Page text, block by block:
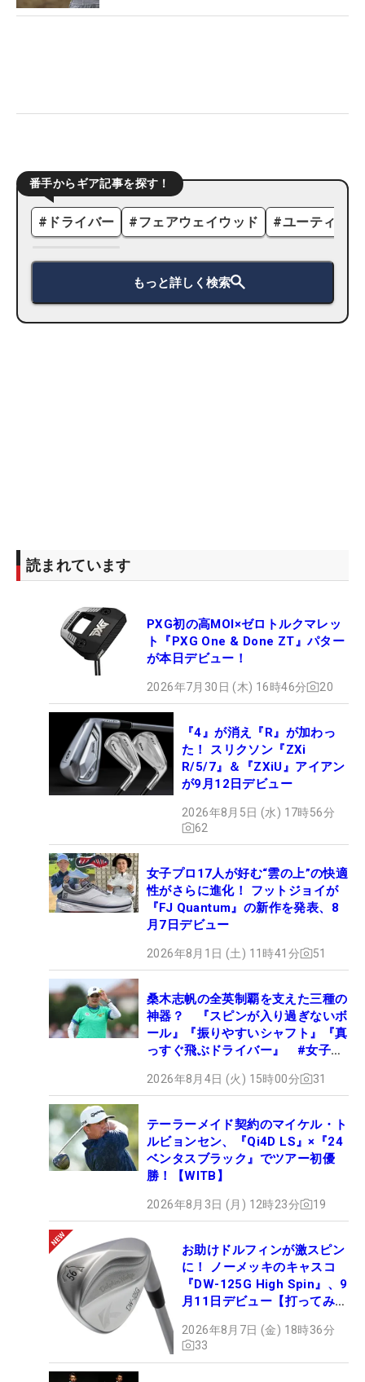
番手からギア記事を探す！
# ドライバー #フェアウェイウッド #ユーティリ
もっと詳しく検索
読まれています
PXG初の高MOI×ゼロトルクマレッ
ト『PXG One & Done ZT』パター
が本日デビュー！
2026年7月30日 (木) 16時46分 20
『4』が消え『R』が加わっ
た！ スリクソン『ZXi
R/5/7』＆『ZXiU』アイアン
が9月12日デビュー
2026年8月5日 (水) 17時56分
62
女子プロ17人が好む“雲の上”の快適
性がさらに進化！ フットジョイが
『FJ Quantum』の新作を発表、8
月7日デビュー
2026年8月1日 (土) 11時41分 51
桑木志帆の全英制覇を支えた三種の
神器？ 『スピンが入り過ぎないボ
ール』『振りやすいシャフト』『真
っすぐ飛ぶドライバー』 #女子プ
2026年8月4日 (火) 15時00分 31
テーラーメイド契約のマイケル・ト
ルビョンセン、『Qi4D LS』×『24
ベンタスブラック』でツアー初優
勝！【WITB】
2026年8月3日 (月) 12時23分 19
お助けドルフィンが激スピン
に！ ノーメッキのキャスコ
『DW-125G High Spin』、9
月11日デビュー【打ってみ
2026年8月7日 (金) 18時36分
33